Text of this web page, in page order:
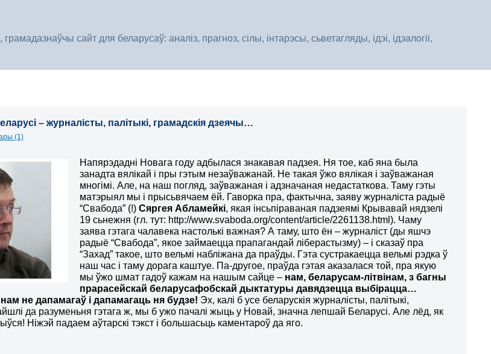
сайт для беларусаў: аналіз, прагноз, сілы, інтарэсы, сьветагляды, ідэі, ідэалогіі,
– журналісты, палітыкі, грамадскія дзеячы…
(1)
Напярэдадні Новага году адбылася знакавая падзея. Ня тое, каб яна была
занадта вялікай і пры гэтым незаўважанай. Не такая ўжо вялікая і заўважаная
многімі. Але, на наш погляд, заўважаная і адзначаная недастаткова. Таму гэты
матэрыял мы і прысьвячаем ёй. Гаворка пра, фактычна, заяву журналіста радыё
“Свабода” (!)Сяргея Абламейкі, якая інсьпіраваная падзеямі Крывавай нядзелі
19 сьнежня (гл. тут: http://www.svaboda.org/content/article/2261138.html). Чаму
заява гэтага чалавека настолькі важная? А таму, што ён – журналіст (ды яшчэ
радыё “Свабода”, якое займаецца прапагандай ліберастызму) – і сказаў пра
“Захад” такое, што вельмі набліжана да праўды. Гэта сустракаецца вельмі рэдка ў
наш час і таму дорага каштуе. Па-другое, праўда гэтая аказалася той, пра якую
мы ўжо шмат гадоў кажам на нашым сайце – нам, беларусам-літвінам, з багны
прарасейскай беларусафобскай дыктатуры давядзецца выбірацца…
не дапамагаў і дапамагаць ня будзе! Эх, калі б усе беларускія журналісты, палітыкі,
да разуменьня гэтага ж, мы б ужо пачалі жыць у Новай, значна лепшай Беларусі. Але лёд, як
Ніжэй падаем аўтарскі тэкст і большасьць каментароў да яго.